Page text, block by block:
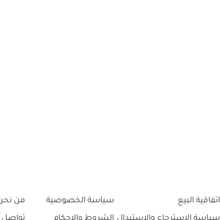
اتفاقية البيع
سياسة الخصوصية
من